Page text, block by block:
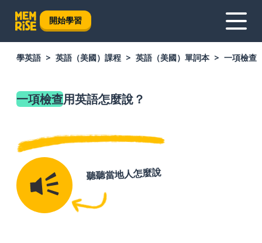
開始學習
學英語 英語（美國）課程 英語（美國）單詞本 一項檢查
一項檢查用英語怎麼說？
聽聽當地人怎麼說